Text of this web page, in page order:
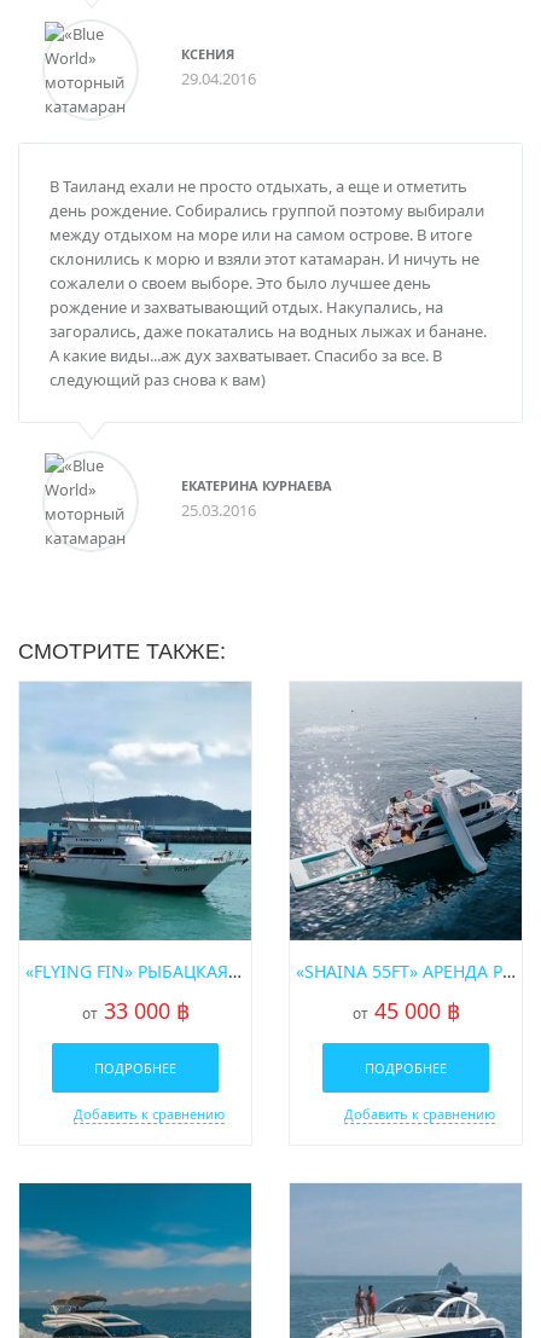
КСЕНИЯ
29.04.2016
В Таиланд ехали не просто отдыхать, а еще и отметить
день рождение. Собирались группой поэтому выбирали
между отдыхом на море или на самом острове. В итоге
склонились к морю и взяли этот катамаран. И ничуть не
сожалели о своем выборе. Это было лучшее день
рождение и захватывающий отдых. Накупались, на
загорались, даже покатались на водных лыжах и банане.
А какие виды...аж дух захватывает. Спасибо за все. В
следующий раз снова к вам)
ЕКАТЕРИНА КУРНАЕВА
25.03.2016
СМОТРИТЕ ТАКЖЕ:
«FLYING FIN» РЫБАЦКАЯ ЛОДКА В АРЕНДУ НА ПХУКЕТЕ
от 33 000 ฿
ПОДРОБНЕЕ
Добавить к сравнению
«SHAINA 55FT» АРЕНДА РЫБАЦКОЙ ЛОДКИ НА ПХУКЕТЕ
от 45 000 ฿
ПОДРОБНЕЕ
Добавить к сравнению